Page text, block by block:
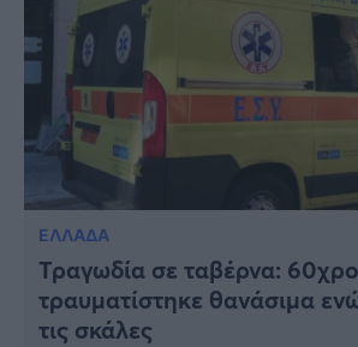
ΕΛΛΑΔΑ
Τραγωδία σε ταβέρνα:
τραυματίστηκε θανάσιμα
τις σκάλες